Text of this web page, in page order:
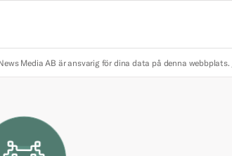
Media AB är ansvarig för dina data på denna webbplats.